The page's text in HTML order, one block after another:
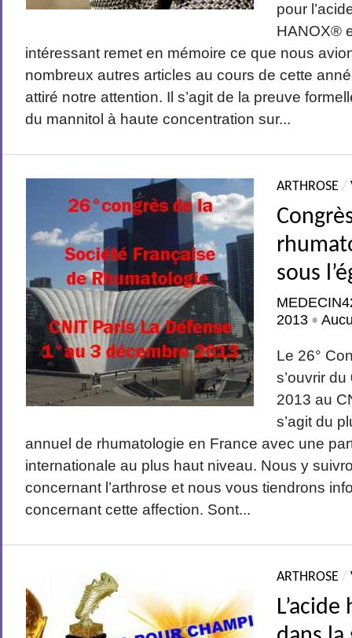
pour
HANOX®
intéressant remet en mémoire ce que nous
nombreux autres articles au cours de cette
attiré notre attention. Il s’agit de la preuve
du mannitol à haute concentration sur...
ARTHROSE /
sous
2013 •
Le 26°
s’ouvrir
2013 au
s’agit du
annuel de rhumatologie en France avec une
internationale au plus haut niveau. Nous y
concernant l’arthrose et nous vous tiendrons
concernant cette affection. Sont...
ARTHROSE /